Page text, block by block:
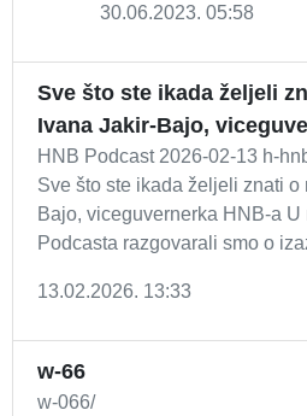
30.06.2023. 05:58
Sve što ste ikada željeli
Ivana Jakir-Bajo,
HNB Podcast 2026-02-13 h-
Sve što ste ikada željeli znati o
Bajo, viceguvernerka HNB-a
Podcasta razgovarali smo o
13.02.2026. 13:33
w-66
w-066/